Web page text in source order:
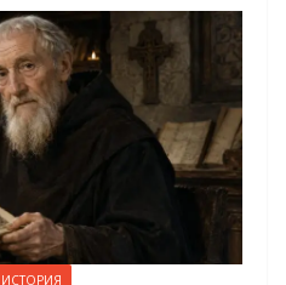
ИСТОРИЯ